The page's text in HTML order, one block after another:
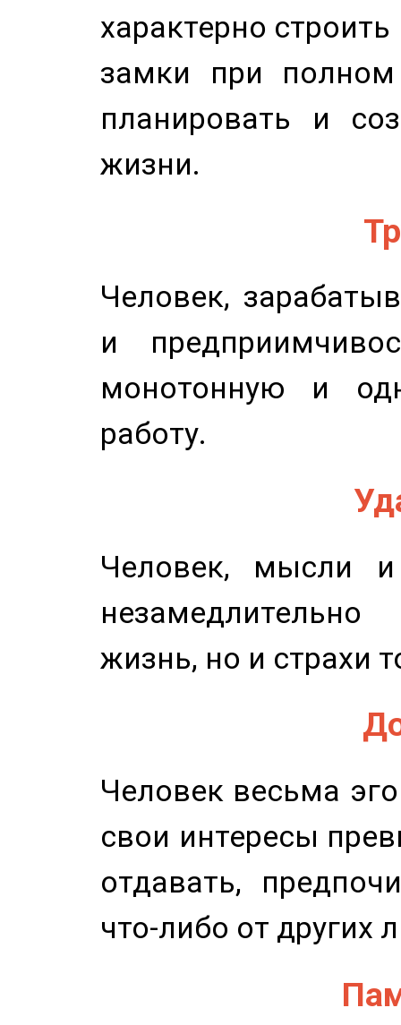
характерно
замки при полном
планировать и
жизни.
Человек,
и
монотонную и
работу.
Человек, мысли и
жизнь, но и страхи
Человек весьма
свои интересы
отдавать,
что-либо от других